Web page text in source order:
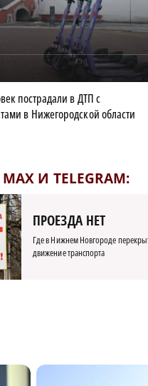
пострадали в ДТП с
в Нижегородской области
И TELEGRAM:
ПРОЕЗДА НЕТ
Где в Нижнем Новгороде
движение транспорта